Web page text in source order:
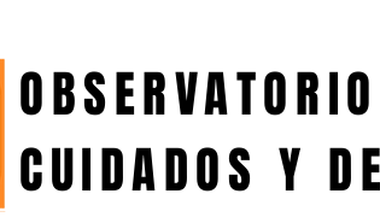
CUIDADOS Y